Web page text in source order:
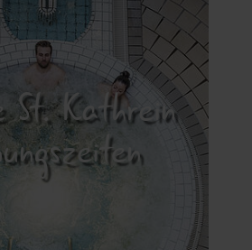
St. Kathrein